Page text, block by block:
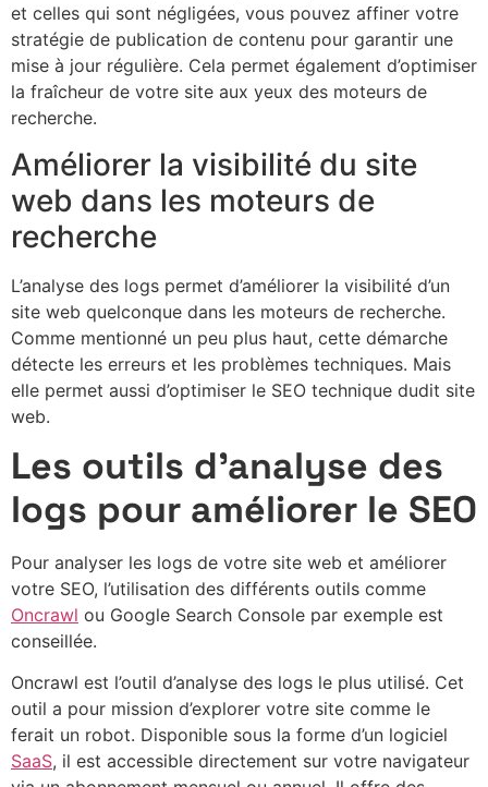
et celles qui sont négligées, vous pouvez affiner votre
stratégie de publication de contenu pour garantir une
mise à jour régulière. Cela permet également d’optimiser
la fraîcheur de votre site aux yeux des moteurs de
recherche.
Améliorer la visibilité du site
web dans les moteurs de
recherche
L’analyse des logs permet d’améliorer la visibilité d’un
site web quelconque dans les moteurs de recherche.
Comme mentionné un peu plus haut, cette démarche
détecte les erreurs et les problèmes techniques. Mais
elle permet aussi d’optimiser le SEO technique dudit site
web.
Les outils d’analyse des
logs pour améliorer le SEO
Pour analyser les logs de votre site web et améliorer
votre SEO, l’utilisation des différents outils comme
Oncrawl ou Google Search Console par exemple est
conseillée.
Oncrawl est l’outil d’analyse des logs le plus utilisé. Cet
outil a pour mission d’explorer votre site comme le
ferait un robot. Disponible sous la forme d’un logiciel
SaaS, il est accessible directement sur votre navigateur